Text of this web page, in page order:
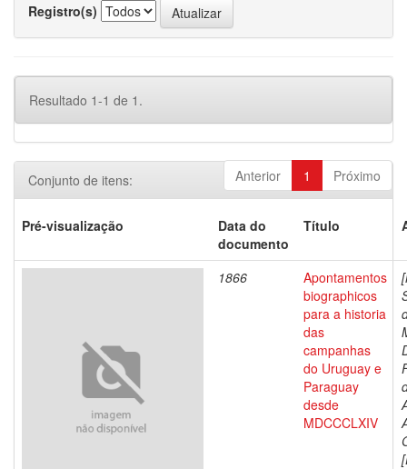
Registro(s)
Resultado 1-1 de 1.
Anterior 1 Próximo
Conjunto de itens:
Pré-visualização
Data do
documento
Título
1866
Apontamentos
biographicos
para a historia
das
campanhas
do Uruguay e
Paraguay
desde
MDCCCLXIV